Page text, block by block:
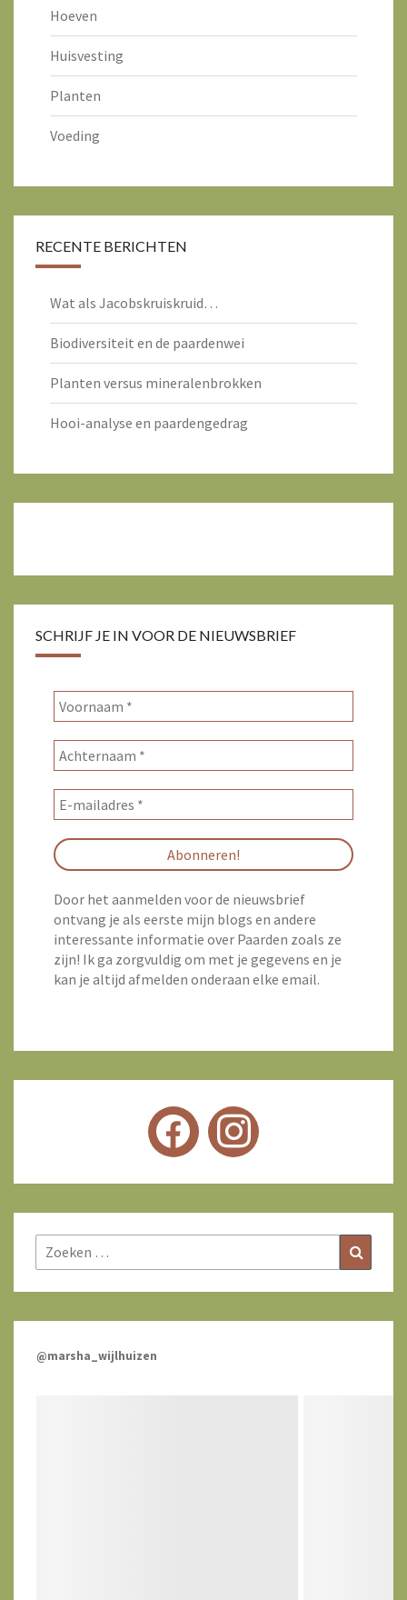
Hoeven
Huisvesting
Planten
Voeding
RECENTE BERICHTEN
Wat als Jacobskruiskruid…
Biodiversiteit en de paardenwei
Planten versus mineralenbrokken
Hooi-analyse en paardengedrag
SCHRIJF JE IN VOOR DE NIEUWSBRIEF
Door het aanmelden voor de nieuwsbrief
ontvang je als eerste mijn blogs en andere
interessante informatie over Paarden zoals ze
zijn! Ik ga zorgvuldig om met je gegevens en je
kan je altijd afmelden onderaan elke email.
Zoeken
naar:
@marsha_wijlhuizen